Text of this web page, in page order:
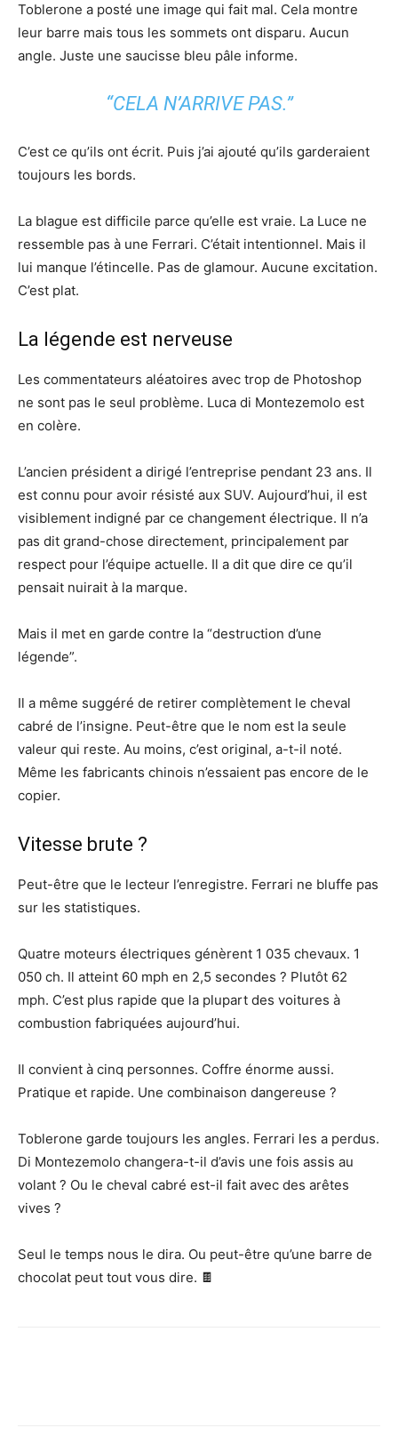
Toblerone a posté une image qui fait mal. Cela montre
leur barre mais tous les sommets ont disparu. Aucun
angle. Juste une saucisse bleu pâle informe.
“CELA N’ARRIVE PAS.”
C’est ce qu’ils ont écrit. Puis j’ai ajouté qu’ils garderaient
toujours les bords.
La blague est difficile parce qu’elle est vraie. La Luce ne
ressemble pas à une Ferrari. C’était intentionnel. Mais il
lui manque l’étincelle. Pas de glamour. Aucune excitation.
C’est plat.
La légende est nerveuse
Les commentateurs aléatoires avec trop de Photoshop
ne sont pas le seul problème. Luca di Montezemolo est
en colère.
L’ancien président a dirigé l’entreprise pendant 23 ans. Il
est connu pour avoir résisté aux SUV. Aujourd’hui, il est
visiblement indigné par ce changement électrique. Il n’a
pas dit grand-chose directement, principalement par
respect pour l’équipe actuelle. Il a dit que dire ce qu’il
pensait nuirait à la marque.
Mais il met en garde contre la “destruction d’une
légende”.
Il a même suggéré de retirer complètement le cheval
cabré de l’insigne. Peut-être que le nom est la seule
valeur qui reste. Au moins, c’est original, a-t-il noté.
Même les fabricants chinois n’essaient pas encore de le
copier.
Vitesse brute ?
Peut-être que le lecteur l’enregistre. Ferrari ne bluffe pas
sur les statistiques.
Quatre moteurs électriques génèrent 1 035 chevaux. 1
050 ch. Il atteint 60 mph en 2,5 secondes ? Plutôt 62
mph. C’est plus rapide que la plupart des voitures à
combustion fabriquées aujourd’hui.
Il convient à cinq personnes. Coffre énorme aussi.
Pratique et rapide. Une combinaison dangereuse ?
Toblerone garde toujours les angles. Ferrari les a perdus.
Di Montezemolo changera-t-il d’avis une fois assis au
volant ? Ou le cheval cabré est-il fait avec des arêtes
vives ?
Seul le temps nous le dira. Ou peut-être qu’une barre de
chocolat peut tout vous dire. 🍫